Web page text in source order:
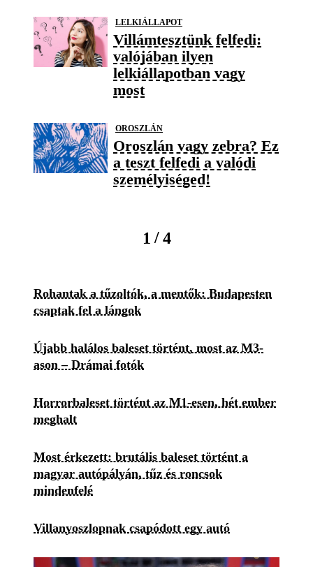
LELKIÁLLAPOT
Villámtesztünk felfedi:
valójában ilyen
lelkiállapotban vagy
most
OROSZLÁN
Oroszlán vagy zebra? Ez
a teszt felfedi a valódi
személyiséged!
1 / 4
Rohantak a tűzoltók, a mentők: Budapesten
csaptak fel a lángok
Újabb halálos baleset történt, most az M3-
ason – Drámai fotók
Horrorbaleset történt az M1-esen, hét ember
meghalt
Most érkezett: brutális baleset történt a
magyar autópályán, tűz és roncsok
mindenfelé
Villanyoszlopnak csapódott egy autó